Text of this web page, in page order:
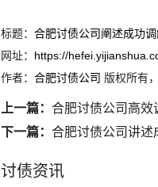
标题： 合肥讨债公司阐述成功
网址： https://
作者： 合肥讨债公司 版权所有
上一篇： 合肥讨债公司高效
下一篇： 合肥讨债公司讲述
讨债资讯